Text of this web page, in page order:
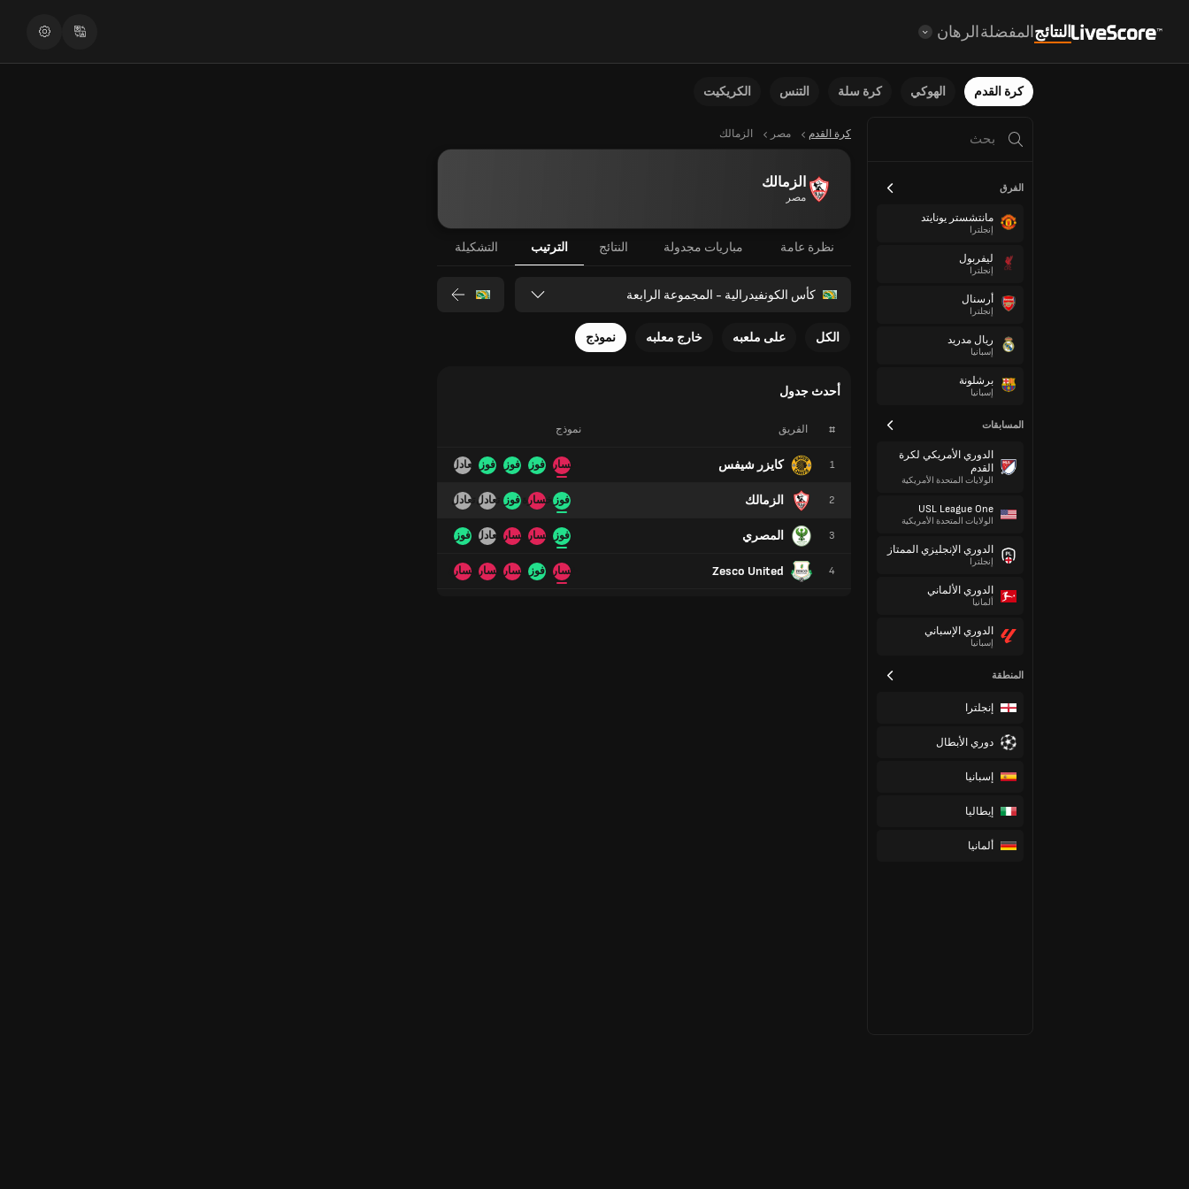
النتائجالمفضلةالرهان
كرة القدم الهوكي كرة سلة التنس الكريكيت
الفرق
مانتشستر يونايتد
إنجلترا
ليفربول
إنجلترا
أرسنال
إنجلترا
ريال مدريد
إسبانيا
برشلونة
إسبانيا
المسابقات
الدوري الأمريكي لكرة
القدم
الولايات المتحدة الأمريكية
USL League One
الولايات المتحدة الأمريكية
الدوري الإنجليزي الممتاز
إنجلترا
الدوري الألماني
ألمانيا
الدوري الإسباني
إسبانيا
المنطقة
إنجلترا
دوري الأبطال
إسبانيا
إيطاليا
ألمانيا
كرة القدم مصر الزمالك
الزمالك
مصر
نظرة عامة مباريات مجدولة النتائج الترتيب التشكيلة
كأس الكونفيدرالية - المجموعة الرابعة
الكل على ملعبه خارج معلبه نموذج
أحدث جدول
# الفريق
1 كايزر شيفس
2 الزمالك
3 المصري
4
Zesco United
نموذج
تعادل فوز فوز فوز خسارة
تعادل تعادل فوز خسارة فوز
فوز تعادل خسارة خسارة فوز
خسارة خسارة خسارة فوز خسارة